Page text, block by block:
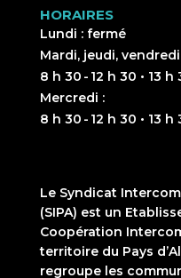
HORAIRES
Lundi : fermé
Mardi, jeudi, vendredi
8 h 30 - 12 h 30 • 13 h
Mercredi :
8 h 30 - 12 h 30 • 13 h
Le Syndicat
(SIPA) est un
Coopération
territoire du Pays
regroupe les